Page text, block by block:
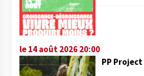
le 14 août 2026 20:00
PP Project